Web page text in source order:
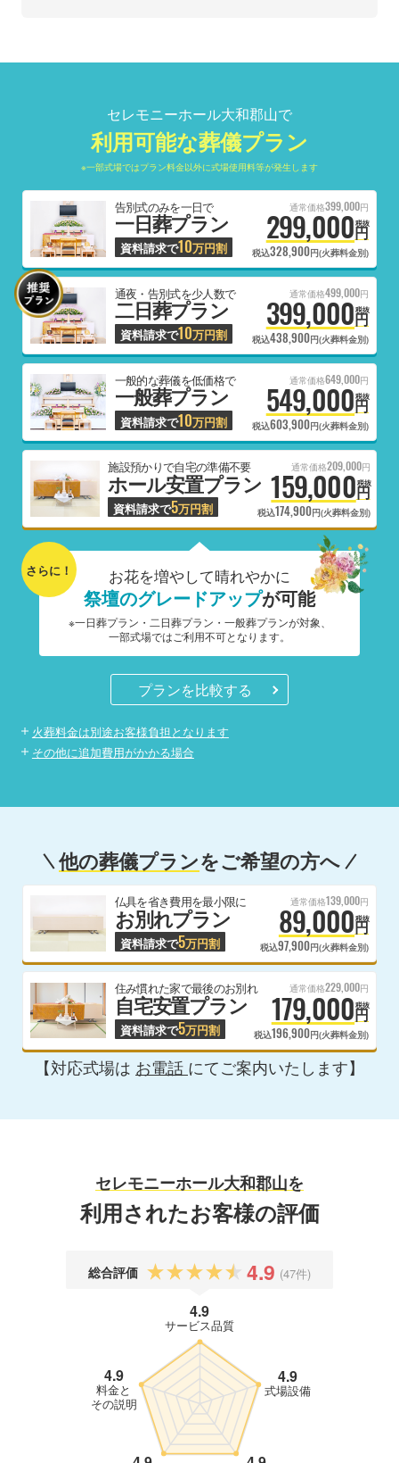
セレモニーホール大和郡山で
利用可能な葬儀プラン
※一部式場ではプラン料金以外に式場使用料等が発生します
告別式のみを一日で
一日葬プラン
資料請求で10万円割
通常価格399,000円
299,000円
税抜
税込328,900円(火葬料金別)
通夜・告別式を少人数で
二日葬プラン
資料請求で10万円割
通常価格499,000円
399,000円
税抜
税込438,900円(火葬料金別)
一般的な葬儀を低価格で
一般葬プラン
資料請求で10万円割
通常価格649,000円
549,000円
税抜
税込603,900円(火葬料金別)
施設預かりで自宅の準備不要
ホール安置プラン
資料請求で5万円割
通常価格209,000円
159,000円
税抜
税込174,900円(火葬料金別)
さらに！ お花を増やして晴れやかに
祭壇のグレードアップが可能
※一日葬プラン・二日葬プラン・一般葬プランが対象、
一部式場ではご利用不可となります。
プランを比較する
火葬料金は別途お客様負担となります
その他に追加費用がかかる場合
他の葬儀プランをご希望の方へ
仏具を省き費用を最小限に
お別れプラン
資料請求で5万円割
通常価格139,000円
89,000円
税抜
税込97,900円(火葬料金別)
住み慣れた家で最後のお別れ
自宅安置プラン
資料請求で5万円割
通常価格229,000円
179,000円
税抜
税込196,900円(火葬料金別)
【対応式場は お電話 にてご案内いたします】
セレモニーホール大和郡山を
利用されたお客様の評価
総合評価 4.9 (47件)
4.9
サービス品質
4.9
式場設備
4.9
料金と
その説明